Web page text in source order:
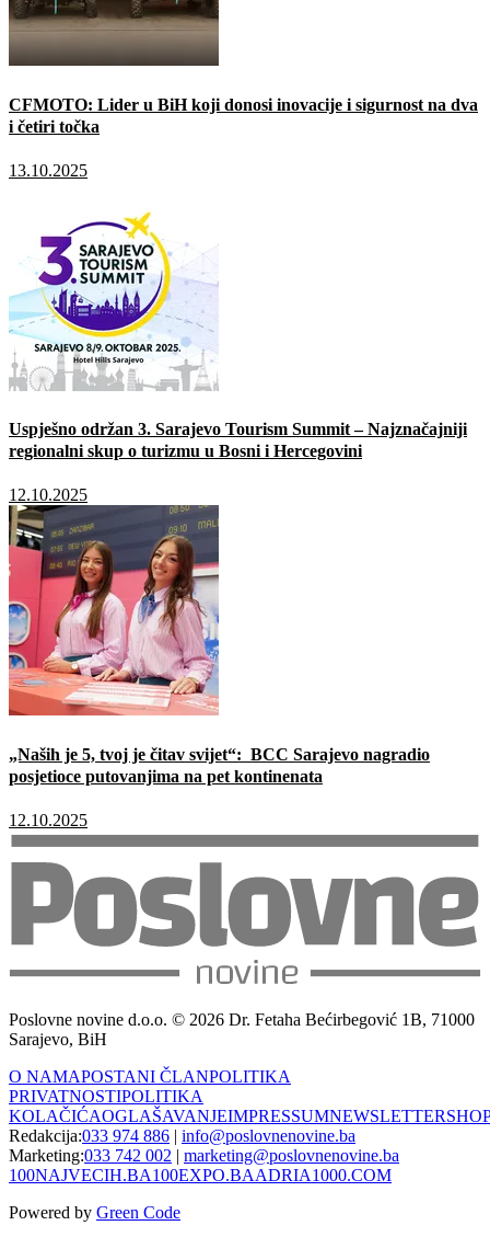
CFMOTO: Lider u BiH koji donosi inovacije i sigurnost na dva
i četiri točka
13.10.2025
Uspješno održan 3. Sarajevo Tourism Summit – Najznačajniji
regionalni skup o turizmu u Bosni i Hercegovini
12.10.2025
„Naših je 5, tvoj je čitav svijet“: BCC Sarajevo nagradio
posjetioce putovanjima na pet kontinenata
12.10.2025
Poslovne novine d.o.o. © 2026 Dr. Fetaha Bećirbegović 1B, 71000
Sarajevo, BiH
O NAMAPOSTANI ČLANPOLITIKA
PRIVATNOSTIPOLITIKA
KOLAČIĆAOGLAŠAVANJEIMPRESSUMNEWSLETTER
Redakcija:033 974 886 | info@poslovnenovine.ba
Marketing:033 742 002 | marketing@poslovnenovine.ba
100NAJVECIH.BA100EXPO.BAADRIA1000.COM
Powered by Green Code